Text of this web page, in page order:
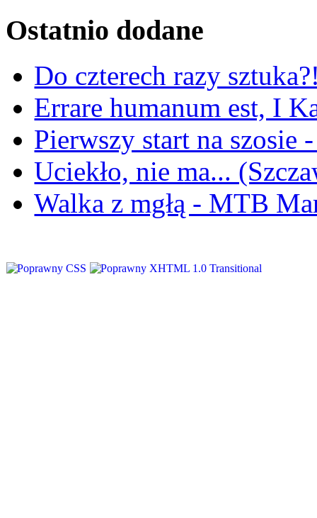
Ostatnio dodane
Do czterech razy
Errare humanum est, I
Pierwszy start na szosie
Uciekło, nie ma...
Walka z mgłą - MTB